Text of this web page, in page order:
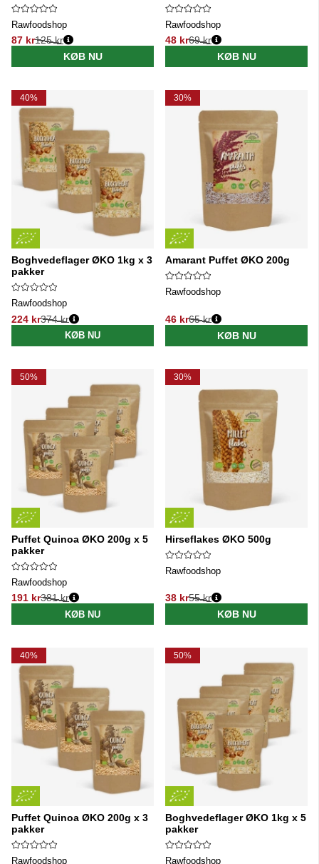
Rawfoodshop
87 kr
Normalpris:
125 kr
KØB NU
Rawfoodshop
48 kr
Normalpris:
69 kr
KØB NU
40%
Boghvedeflager ØKO 1kg x 3
pakker
Rawfoodshop
224 kr
Normalpris:
374 kr
KØB NU
30%
Amarant Puffet ØKO 200g
Rawfoodshop
46 kr
Normalpris:
65 kr
KØB NU
50%
Puffet Quinoa ØKO 200g x 5
pakker
Rawfoodshop
191 kr
Normalpris:
381 kr
KØB NU
30%
Hirseflakes ØKO 500g
Rawfoodshop
38 kr
Normalpris:
55 kr
KØB NU
40%
Puffet Quinoa ØKO 200g x 3
pakker
Rawfoodshop
50%
Boghvedeflager ØKO 1kg x 5
pakker
Rawfoodshop